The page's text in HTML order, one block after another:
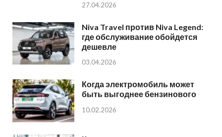
27.04.2026
Niva Travel против Niva Legend:
где обслуживание обойдется
дешевле
03.04.2026
Когда электромобиль может
быть выгоднее бензинового
10.02.2026